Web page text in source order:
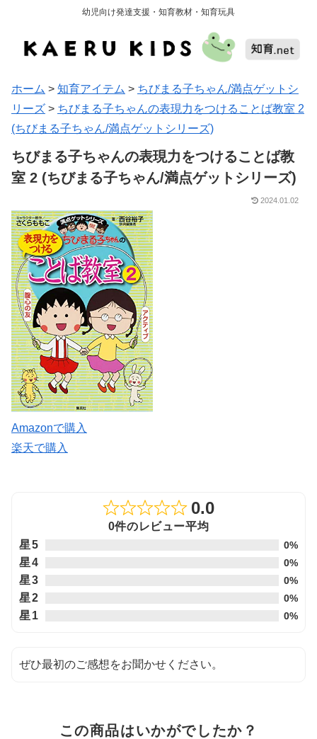
幼児向け発達支援・知育教材・知育玩具
ホーム > 知育アイテム > ちびまる子ちゃん/満点ゲットシ
リーズ > ちびまる子ちゃんの表現力をつけることば教室 2
(ちびまる子ちゃん/満点ゲットシリーズ)
ちびまる子ちゃんの表現力をつけることば教
室 2 (ちびまる子ちゃん/満点ゲットシリーズ)
2024.01.02
Amazonで購入
楽天で購入
Rated
0.0
0件のレビュー平均
星5
0%
星4 0%
星3 0%
星2 0%
星1 0%
ぜひ最初のご感想をお聞かせください。
この商品はいかがでしたか？